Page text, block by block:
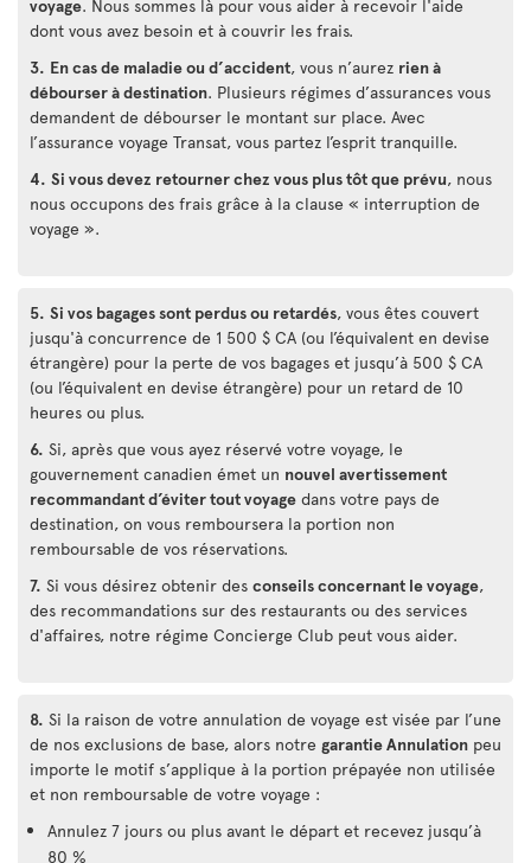
voyage. Nous sommes là pour vous aider à recevoir l'aide
dont vous avez besoin et à couvrir les frais.
3. En cas de maladie ou d’accident, vous n’aurez rien à
débourser à destination. Plusieurs régimes d’assurances vous
demandent de débourser le montant sur place. Avec
l’assurance voyage Transat, vous partez l’esprit tranquille.
4. Si vous devez retourner chez vous plus tôt que prévu, nous
nous occupons des frais grâce à la clause « interruption de
voyage ».
5. Si vos bagages sont perdus ou retardés, vous êtes couvert
jusqu'à concurrence de 1 500 $ CA (ou l’équivalent en devise
étrangère) pour la perte de vos bagages et jusqu’à 500 $ CA
(ou l’équivalent en devise étrangère) pour un retard de 10
heures ou plus.
6. Si, après que vous ayez réservé votre voyage, le
gouvernement canadien émet un nouvel avertissement
recommandant d’éviter tout voyage dans votre pays de
destination, on vous remboursera la portion non
remboursable de vos réservations.
7. Si vous désirez obtenir des conseils concernant le voyage,
des recommandations sur des restaurants ou des services
d'affaires, notre régime Concierge Club peut vous aider.
8. Si la raison de votre annulation de voyage est visée par l’une
de nos exclusions de base, alors notre garantie Annulation peu
importe le motif s’applique à la portion prépayée non utilisée
et non remboursable de votre voyage :
Annulez 7 jours ou plus avant le départ et recevez jusqu’à
80 %